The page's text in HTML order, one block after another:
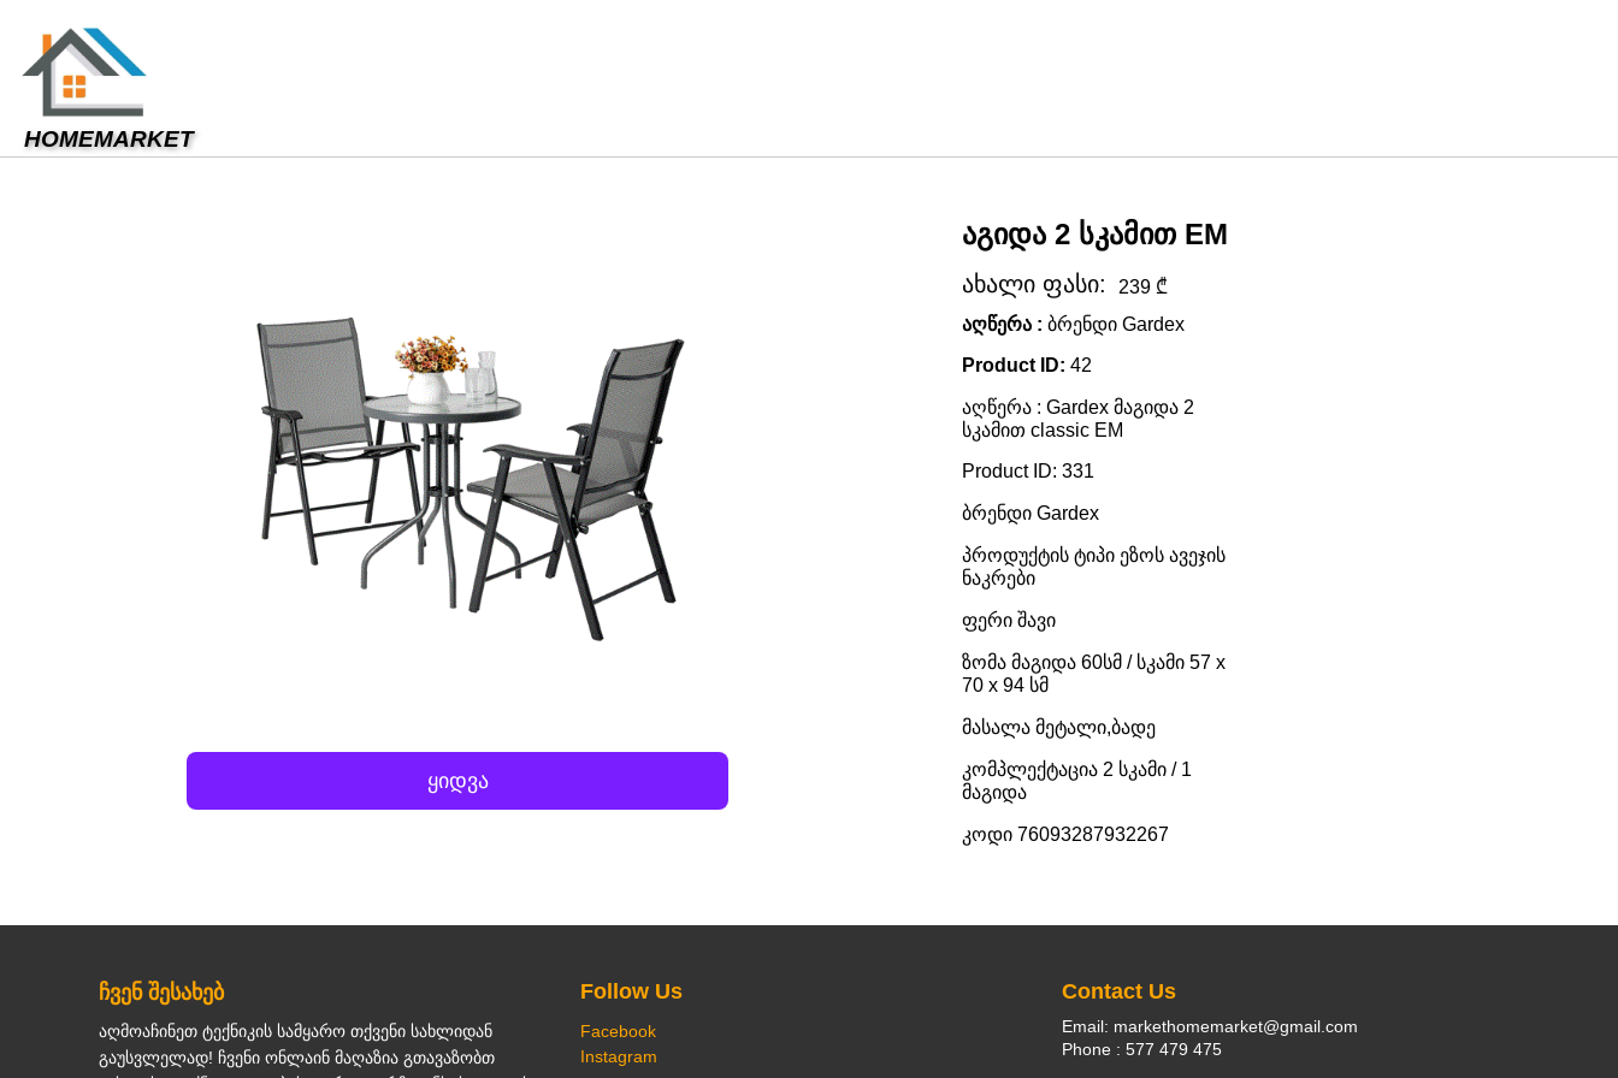
HOMEMARKET
ყიდვა
აგიდა 2 სკამით EM
ახალი ფასი:
239 ₾
აღწერა : ბრენდი Gardex
Product ID: 42
აღწერა : Gardex მაგიდა 2
სკამით classic EM
Product ID: 331
ბრენდი Gardex
პროდუქტის ტიპი ეზოს ავეჯის
ნაკრები
ფერი შავი
ზომა მაგიდა 60სმ / სკამი 57 x
70 x 94 სმ
მასალა მეტალი,ბადე
კომპლექტაცია 2 სკამი / 1
მაგიდა
კოდი 76093287932267
ჩვენ შესახებ
აღმოაჩინეთ ტექნიკის სამყარო თქვენი სახლიდან
გაუსვლელად! ჩვენი ონლაინ მაღაზია გთავაზობთ
Follow Us
Facebook
Instagram
Contact Us
Email: markethomemarket@gmail.com
Phone : 577 479 475